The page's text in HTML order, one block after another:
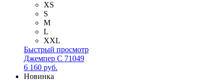
XS
S
M
L
XXL
Быстрый просмотр
Джемпер С 71049
6 160 руб.
Новинка